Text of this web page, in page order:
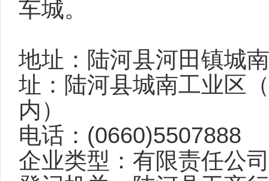
车城。
地址： 陆河县河田镇城
址：陆河县城南工业区
内）
电话：(0660)5507888
企业类型：有限责任公